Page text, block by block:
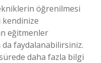
öğrenilmesi
eğitmenler
faydalanabilirsiniz.
daha fazla bilgi